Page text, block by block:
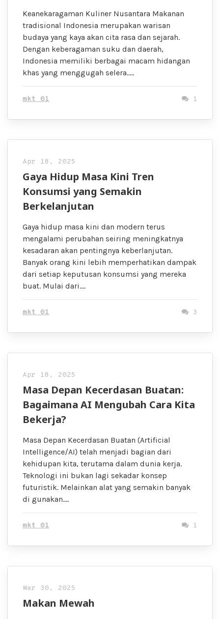
Keanekaragaman Kuliner Nusantara Makanan
tradisional Indonesia merupakan warisan
budaya yang kaya akan cita rasa dan sejarah.
Dengan keberagaman suku dan daerah,
Indonesia memiliki berbagai macam hidangan
khas yang menggugah selera…..
mkt 01 1
Apr 18, 2025
Gaya Hidup Masa Kini Tren
Konsumsi yang Semakin
Berkelanjutan
Gaya hidup masa kini dan modern terus
mengalami perubahan seiring meningkatnya
kesadaran akan pentingnya keberlanjutan.
Banyak orang kini lebih memperhatikan dampak
dari setiap keputusan konsumsi yang mereka
buat. Mulai dari….
mkt 01 3
Apr 18, 2025
Masa Depan Kecerdasan Buatan:
Bagaimana AI Mengubah Cara Kita
Bekerja?
Masa Depan Kecerdasan Buatan (Artificial
Intelligence/AI) telah menjadi bagian dari
kehidupan kita, terutama dalam dunia kerja.
Teknologi ini bukan lagi sekadar konsep
futuristik. Melainkan alat yang semakin banyak
di gunakan….
mkt 01 1
Mar 30, 2025
Makan Mewah